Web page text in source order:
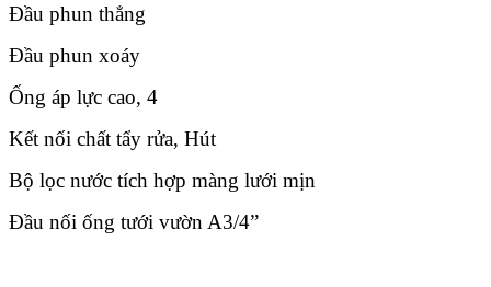
Đầu phun thẳng
Đầu phun xoáy
Ống áp lực cao, 4
Kết nối chất tẩy rửa, Hút
Bộ lọc nước tích hợp màng lưới mịn
Đầu nối ống tưới vườn A3/4”